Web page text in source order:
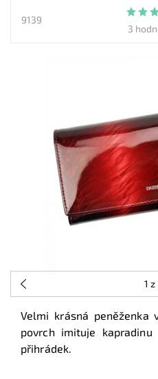
9139
3
1 z
Velmi krásná peněženka
povrch imituje
přihrádek.